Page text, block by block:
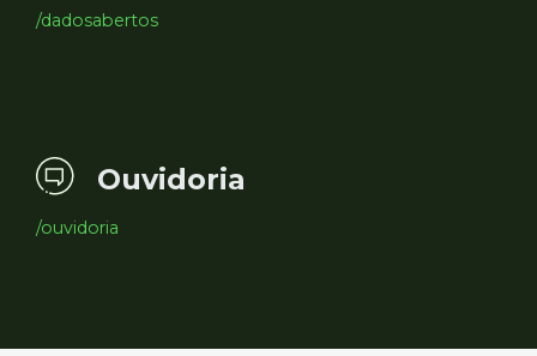
/dadosabertos
Ouvidoria
/ouvidoria